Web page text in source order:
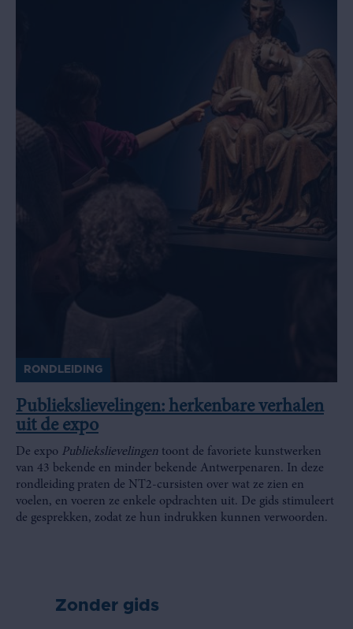
RONDLEIDING
Publiekslievelingen: herkenbare verhalen
uit de expo
De expo Publiekslievelingen toont de favoriete kunstwerken
van 43 bekende en minder bekende Antwerpenaren. In deze
rondleiding praten de NT2-cursisten over wat ze zien en
voelen, en voeren ze enkele opdrachten uit. De gids stimuleert
de gesprekken, zodat ze hun indrukken kunnen verwoorden.
Zonder gids